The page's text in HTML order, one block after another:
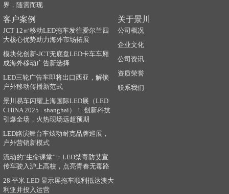
界，随需而现
客户案例
JCT 12㎡移动LED拖车发往爱尔兰四
大核心优势助力海外市场拓展
模块化创新-JCT无底盘LED卡车车厢
成海外移动广告新选择
LED三轮广告车即将出口西亚，解锁
户外移动传播新范式
景川易车闪耀上海国际LED展（LED
CHINA 2025 · shanghai）！ 创新科技
引爆全场，火热现场远超预期
LED路演舞台车炫动耐克品牌巡展，
户外营销新模式
流动的“生命课堂”：LED禁毒防艾宣
传车驶入沪上高校，点亮青春无毒路
28 平米 LED 显示屏拖车顺利抵达澳大
利亚并投入运营
关于景川
公司概况
企业文化
公司资讯
资质荣誉
联系我们